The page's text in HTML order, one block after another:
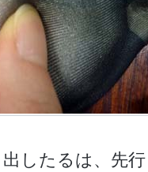
したるは、先